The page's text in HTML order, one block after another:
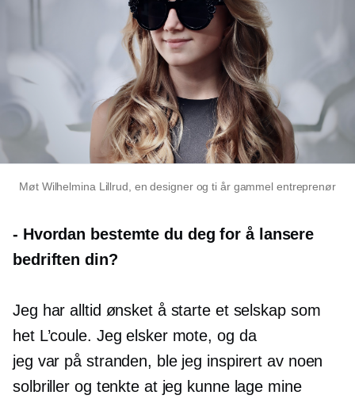
Møt Wilhelmina Lillrud, en designer ogti år gammel entreprenør
- Hvordan bestemte du deg for å lansere
bedriften din?
Jeg har alltid ønsket å starte et selskap som
het L’coule. Jeg elsker mote, og da
jeg var på stranden, ble jeg inspirert av noen
solbriller og tenkte at jeg kunne lage mine